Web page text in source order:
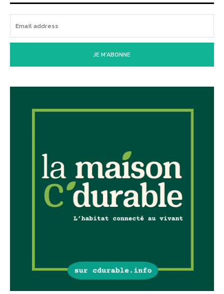
JE M'ABONNE